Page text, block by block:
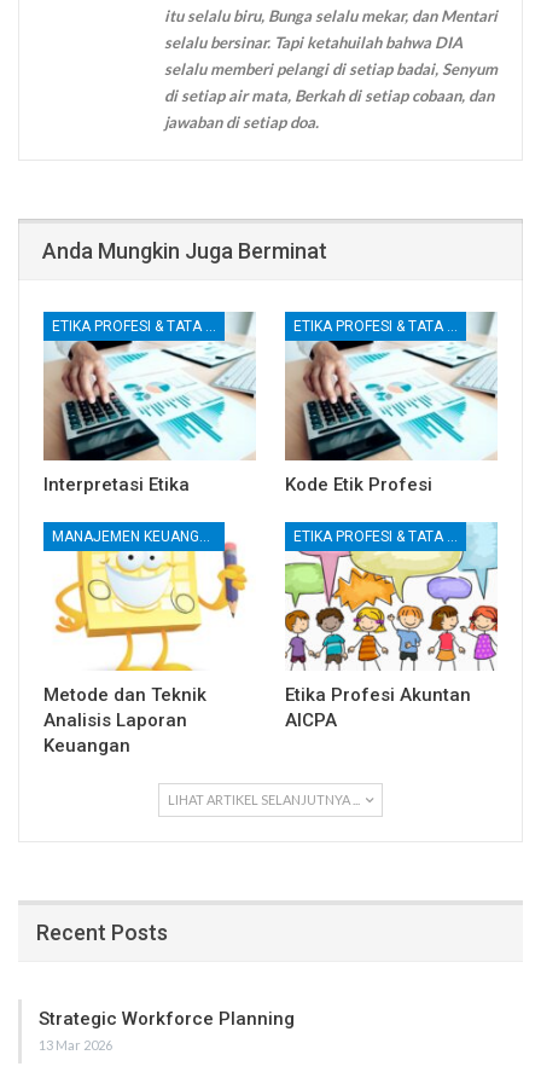
itu selalu biru, Bunga selalu mekar, dan Mentari
selalu bersinar. Tapi ketahuilah bahwa DIA
selalu memberi pelangi di setiap badai, Senyum
di setiap air mata, Berkah di setiap cobaan, dan
jawaban di setiap doa.
Anda Mungkin Juga Berminat
ETIKA PROFESI & TATA KELOLA KORPORAT
Interpretasi Etika
ETIKA PROFESI & TATA KELOLA KORPORAT
Kode Etik Profesi
MANAJEMEN KEUANGAN
Metode dan Teknik
Analisis Laporan
Keuangan
ETIKA PROFESI & TATA KELOLA KORPORAT
Etika Profesi Akuntan
AICPA
LIHAT ARTIKEL SELANJUTNYA ...
Recent Posts
Strategic Workforce Planning
13 Mar 2026